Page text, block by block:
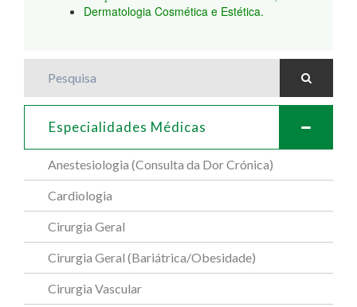
Dermatologia Cosmética e Estética.
Especialidades Médicas
Anestesiologia (Consulta da Dor Crónica)
Cardiologia
Cirurgia Geral
Cirurgia Geral (Bariátrica/Obesidade)
Cirurgia Vascular